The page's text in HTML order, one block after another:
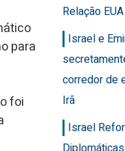
para
foi
Relação
Israel e
corredor de
Irã
Israel